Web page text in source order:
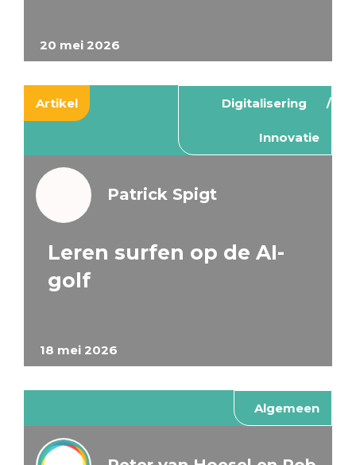
20 mei 2026
Artikel Digitalisering
Innovatie
18 mei 2026
Patrick Spigt
Leren surfen op de AI-
golf
Algemeen